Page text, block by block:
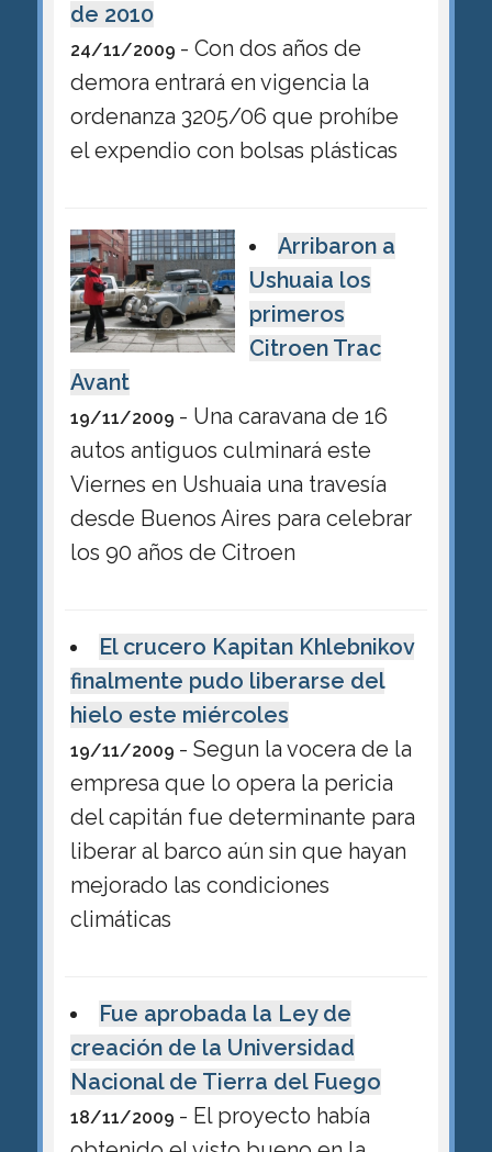
de 2010
24/11/2009 - Con dos años de
demora entrará en vigencia la
ordenanza 3205/06 que prohíbe
el expendio con bolsas plásticas
Arribaron a
Ushuaia los
primeros
Citroen Trac
Avant
19/11/2009 - Una caravana de 16
autos antiguos culminará este
Viernes en Ushuaia una travesía
desde Buenos Aires para celebrar
los 90 años de Citroen
El crucero Kapitan Khlebnikov
finalmente pudo liberarse del
hielo este miércoles
19/11/2009 - Segun la vocera de la
empresa que lo opera la pericia
del capitán fue determinante para
liberar al barco aún sin que hayan
mejorado las condiciones
climáticas
Fue aprobada la Ley de
creación de la Universidad
Nacional de Tierra del Fuego
18/11/2009 - El proyecto había